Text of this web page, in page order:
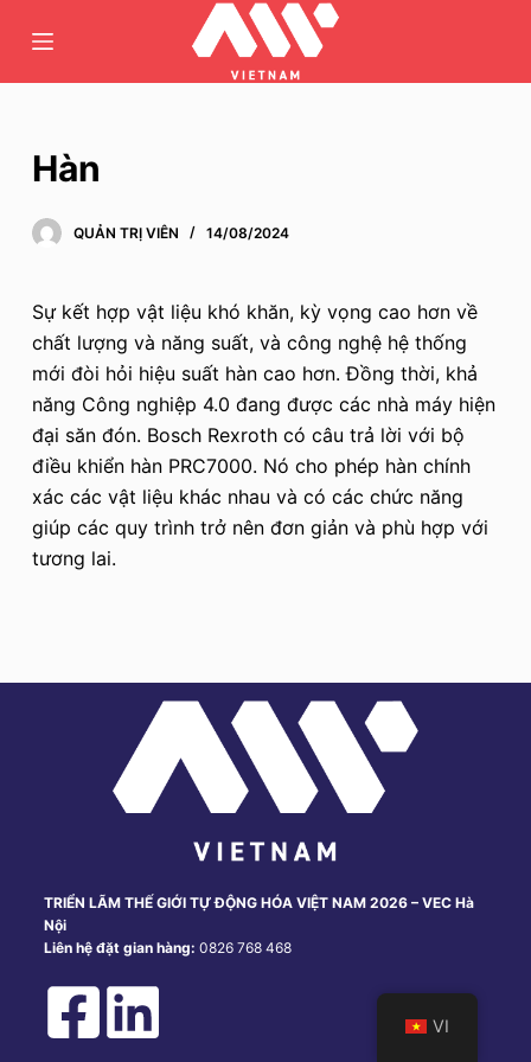
C
u
ể
n
ế
p
h
ầ
n
n
ộ
d
u
Hàn
QUẢN TRỊ VIÊN 14/08/2024
Sự kết hợp vật liệu khó khăn, kỳ vọng cao hơn về
chất lượng và năng suất, và công nghệ hệ thống
mới đòi hỏi hiệu suất hàn cao hơn. Đồng thời, khả
năng Công nghiệp 4.0 đang được các nhà máy hiện
đại săn đón. Bosch Rexroth có câu trả lời với bộ
điều khiển hàn PRC7000. Nó cho phép hàn chính
xác các vật liệu khác nhau và có các chức năng
giúp các quy trình trở nên đơn giản và phù hợp với
tương lai.
TRIỂN LÃM THẾ GIỚI TỰ ĐỘNG HÓA VIỆT NAM 2026 – VEC Hà
Nội
Liên hệ đặt gian hàng: 0826 768 468
VI